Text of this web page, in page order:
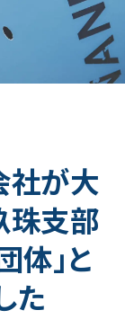
社が大
珠支部
体」と
た